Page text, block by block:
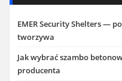
EMER Security Shelters —
tworzywa
Jak wybrać szambo
producenta